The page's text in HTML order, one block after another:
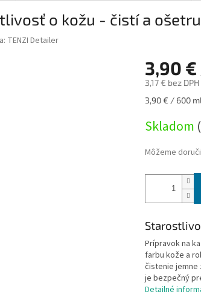
o kožu - čistí a
TENZI Detailer
3,90 €
3,17 € bez DPH
Jednotková
3,90 € / 600
Skladom
Môžeme
Prípravok na
farbu kože a
čistenie jemne
je bezpečný
Detailné